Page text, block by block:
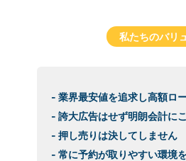
私たちのバリ
- 業界最安値を追求し高額ロ
- 誇大広告はせず明朗会計に
- 押し売りは決してしません
- 常に予約が取りやすい環境